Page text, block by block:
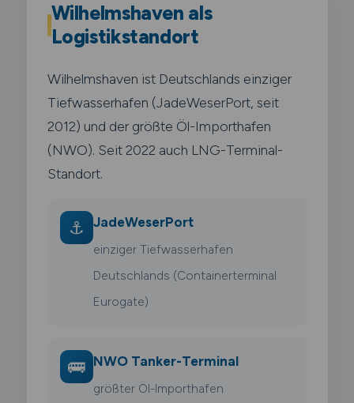
Wilhelmshaven als
Logistikstandort
Wilhelmshaven ist Deutschlands einziger
Tiefwasserhafen (JadeWeserPort, seit
2012) und der größte Öl-Importhafen
(NWO). Seit 2022 auch LNG-Terminal-
Standort.
⚓ JadeWeserPort
einziger Tiefwasserhafen
Deutschlands (Containerterminal
Eurogate)
🚌 NWO Tanker-Terminal
größter Öl-Importhafen